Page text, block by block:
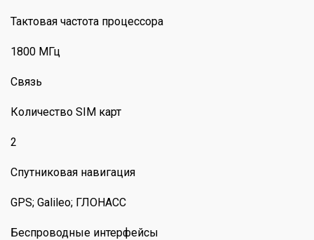
Тактовая частота процессора
1800 МГц
Связь
Количество SIM карт
2
Спутниковая навигация
GPS; Galileo; ГЛОНАСС
Беспроводные интерфейсы